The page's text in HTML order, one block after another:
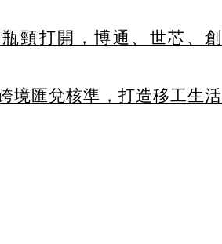
頸打開，博通、世芯、創
境匯兌核準，打造移工生活